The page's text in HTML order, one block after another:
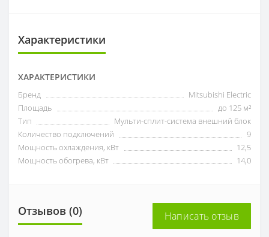
Характеристики
ХАРАКТЕРИСТИКИ
Бренд
Mitsubishi Electric
Площадь
до 125 м²
Тип
Мульти-сплит-система внешний блок
Количество подключений
9
Мощность охлаждения, кВт
12,5
Мощность обогрева, кВт
14,0
Отзывов (0) Написать отзыв